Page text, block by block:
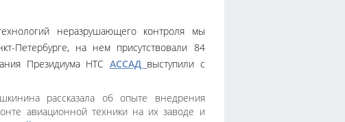
неразрушающего контроля мы
Петербурге, на нем присутствовали 84
Президиума НТС АССАД выступили с
рассказала об опыте внедрения
авиационной техники на их заводе и